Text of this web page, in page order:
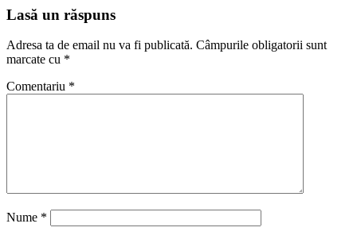
Lasă un răspuns
Adresa ta de email nu va fi publicată. Câmpurile obligatorii sunt
marcate cu *
Comentariu *
Nume *